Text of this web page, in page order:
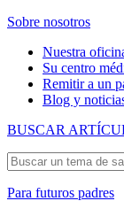
Sobre nosotros
Nuestra
Su centro
Remitir a un
Blog y
BUSCAR
Para futuros padres